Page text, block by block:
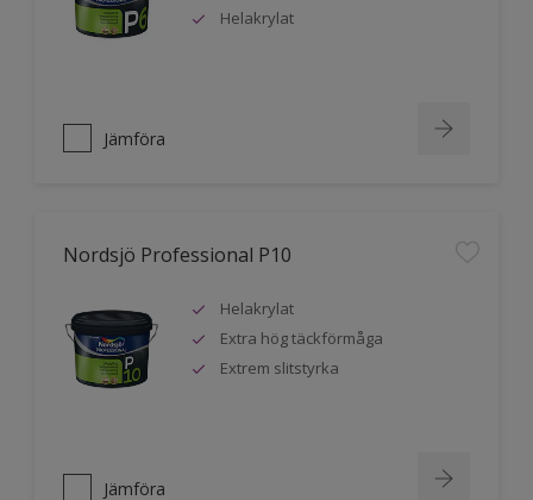
Helakrylat
Jämföra
Nordsjö Professional P10
Helakrylat
Extra hög täckförmåga
Extrem slitstyrka
Jämföra